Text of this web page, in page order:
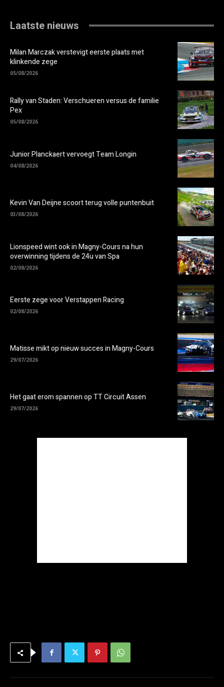
Laatste nieuws
Milan Marczak verstevigt eerste plaats met
klinkende zege
05/08/2026
Rally van Staden: Verschueren versus de familie
Pex
05/08/2026
Junior Planckaert vervoegt Team Longin
04/08/2026
Kevin Van Deijne scoort terug volle puntenbuit
03/08/2026
Lionspeed wint ook in Magny-Cours na hun
overwinning tijdens de 24u van Spa
02/08/2026
Eerste zege voor Verstappen Racing
02/08/2026
Matisse mikt op nieuw succes in Magny-Cours
29/07/2026
Het gaat erom spannen op TT Circuit Assen
29/07/2026